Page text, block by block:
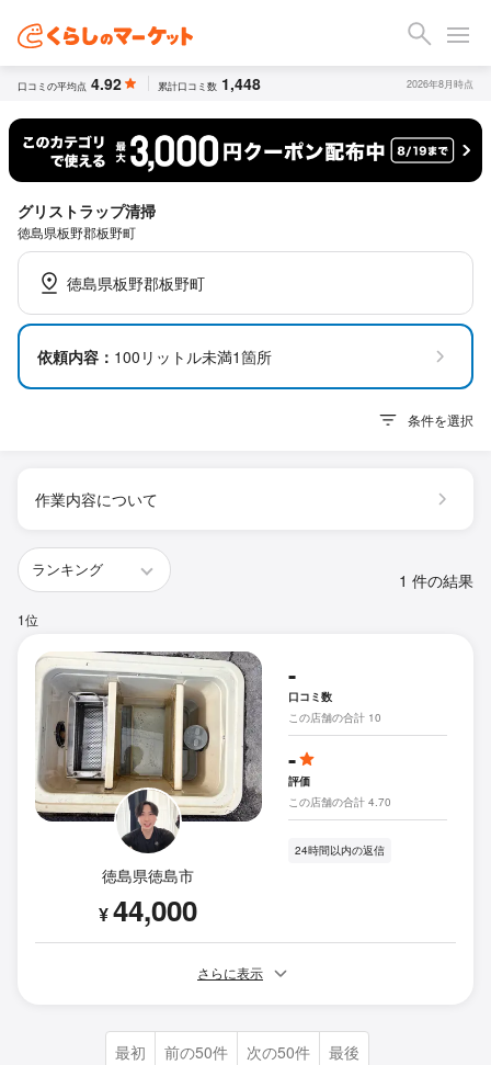
口コミの平均点 4.92 累計口コミ数 1,448 2026年8月時点
グリストラップ清掃
徳島県板野郡板野町
徳島県板野郡板野町
依頼内容： 100リットル未満1箇所
条件を選択
作業内容について
1 件の結果
1位
徳島県徳島市
¥44,000
-
口コミ数
この店舗の合計 10
-
評価
この店舗の合計 4.70
24時間以内の返信
さらに表示
最初 前の50件 次の50件 最後